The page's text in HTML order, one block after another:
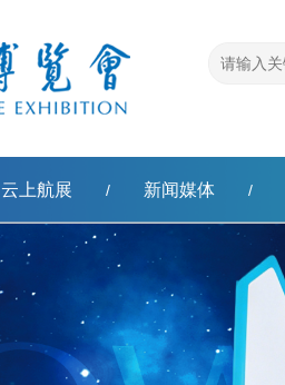
云上航展 / 新闻媒体 /